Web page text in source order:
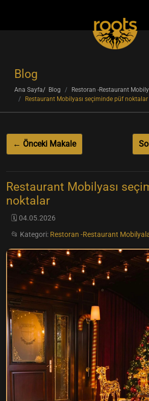
Blog
Ana Sayfa Blog
Restoran -Restaurant
Restaurant Mobilyası seçiminde püf noktalar
← Önceki Makale
Restaurant Mobilyası
noktalar
🗓️ 04.05.2026
📂 Kategori: Restoran -Restaurant